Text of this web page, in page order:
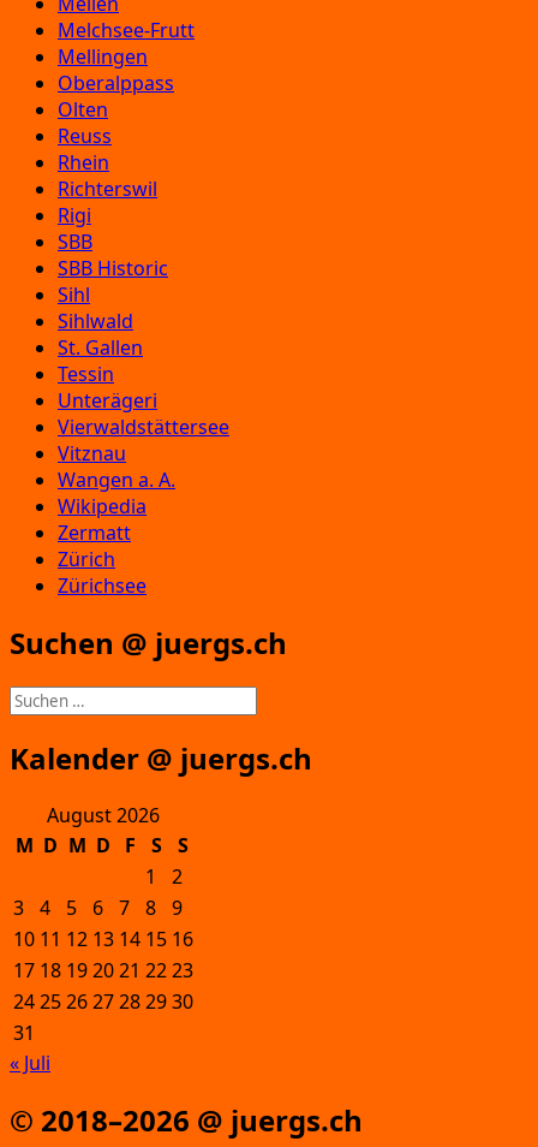
Melchsee-Frutt
Mellingen
Oberalppass
Olten
Reuss
Rhein
Richterswil
Rigi
SBB
SBB Historic
Sihl
Sihlwald
St. Gallen
Tessin
Unterägeri
Vierwaldstättersee
Vitznau
Wangen a. A.
Wikipedia
Zermatt
Zürich
Zürichsee
Suchen @ juergs.ch
Suchen
nach:
Kalender @ juergs.ch
August 2026
M D M D F S
S
1
2
3 4 5 6 7 8 9
10 11 12 13 14 15 16
17 18 192021 2223
24252627282930
31
« Juli
© 2018–2026 @ juergs.ch